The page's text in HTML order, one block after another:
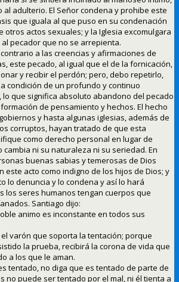
al adulterio. El Señor condena y prohibe este
que iguala al que puso en su condenación
otros actos sexuales; y la Iglesia excomulgara
pecador que no se arrepienta.
a las creencias y afirmaciones de
este pecado, al igual que el de la fornicación,
y recibir el perdón; pero, debo repetirlo,
condición de un profundo y continuo
que significa absoluto abandono del pecado
de pensamiento y hechos. El hecho
y hasta algunas iglesias, además de
corruptos, hayan tratado de que esta
como derecho personal en lugar de
cambia ni su naturaleza ni su seriedad. En
buenas sabias y temerosas de Dios
este acto como indigno de los hijos de Dios; y
lo denuncia y lo condena y así lo hará
los seres humanos tengan cuerpos que
Santiago dijo:
animo es inconstante en todos sus
varón que soporta la tentación; porque
la prueba, recibirá la corona de vida que
a los que le aman.
tentado, no diga que es tentado de parte de
no puede ser tentado por el mal, ni él tienta a